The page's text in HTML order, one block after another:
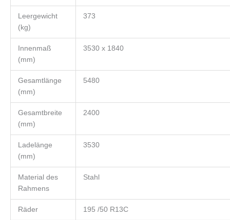
Leergewicht
(kg)
373
Innenmaß
(mm)
3530 x 1840
Gesamtlänge
(mm)
5480
Gesamtbreite
(mm)
2400
Ladelänge
(mm)
3530
Material des
Rahmens
Stahl
Räder 195 /50 R13C